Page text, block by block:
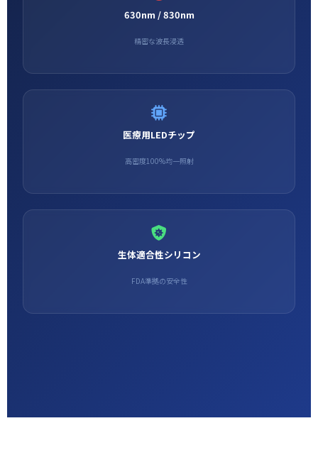
630nm / 830nm
精密な波長浸透
医療用LEDチップ
高密度100%均一照射
生体適合性シリコン
FDA準拠の安全性